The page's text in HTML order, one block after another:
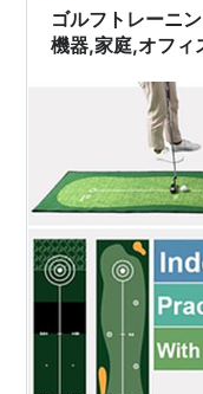
滑り止めサイズ:
ゴルフトレーニ
機器,家庭,オフィ